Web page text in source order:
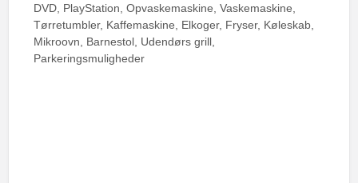
DVD, PlayStation, Opvaskemaskine, Vaskemaskine,
Tørretumbler, Kaffemaskine, Elkoger, Fryser, Køleskab,
Mikroovn, Barnestol, Udendørs grill,
Parkeringsmuligheder